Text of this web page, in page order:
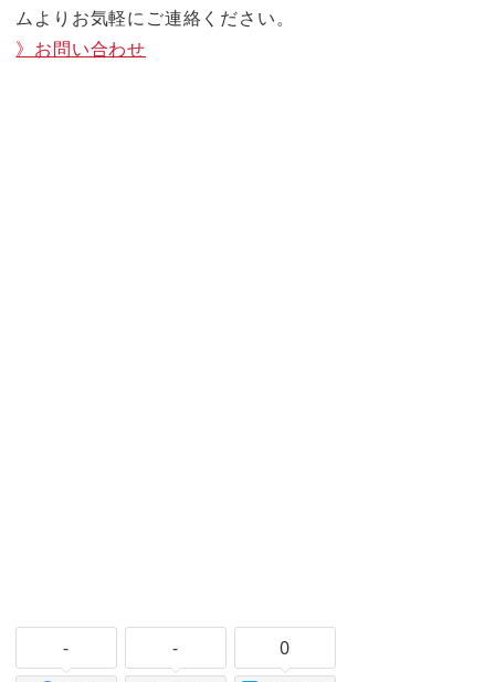
ムよりお気軽にご連絡ください。
》お問い合わせ
- - 0